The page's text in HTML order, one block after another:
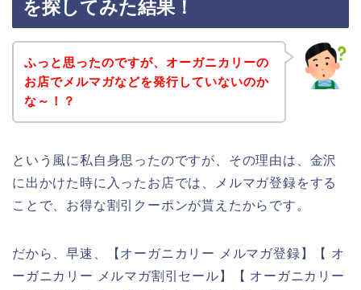
を探してみた結果！
ふっと思ったのですが、オーガニカリーの
お店でメルマガなどを発行していないのか
な～！？
という風に私自身思ったのですが、その理由は、金沢
に出かけた時に入ったお店では、メルマガ登録をする
ことで、お得な割引クーポンが貰えたからです。
だから、早速、【オーガニカリー メルマガ登録】【 オ
ーガニカリー メルマガ割引セール】【 オーガニカリー